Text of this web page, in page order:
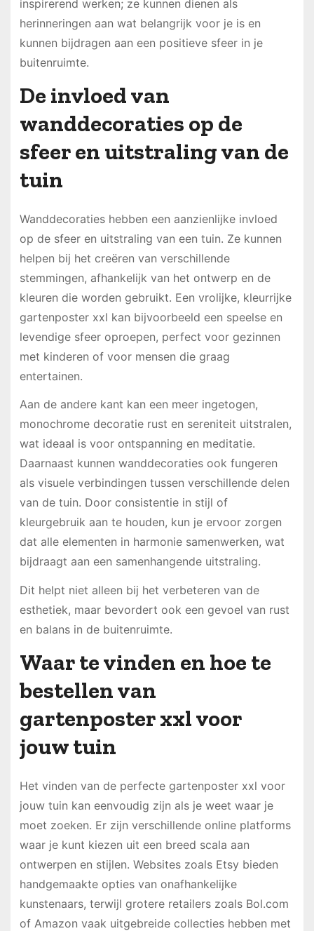
inspirerend werken; ze kunnen dienen als
herinneringen aan wat belangrijk voor je is en
kunnen bijdragen aan een positieve sfeer in je
buitenruimte.
De invloed van
wanddecoraties op de
sfeer en uitstraling van de
tuin
Wanddecoraties hebben een aanzienlijke invloed
op de sfeer en uitstraling van een tuin. Ze kunnen
helpen bij het creëren van verschillende
stemmingen, afhankelijk van het ontwerp en de
kleuren die worden gebruikt. Een vrolijke, kleurrijke
gartenposter xxl kan bijvoorbeeld een speelse en
levendige sfeer oproepen, perfect voor gezinnen
met kinderen of voor mensen die graag
entertainen.
Aan de andere kant kan een meer ingetogen,
monochrome decoratie rust en sereniteit uitstralen,
wat ideaal is voor ontspanning en meditatie.
Daarnaast kunnen wanddecoraties ook fungeren
als visuele verbindingen tussen verschillende delen
van de tuin. Door consistentie in stijl of
kleurgebruik aan te houden, kun je ervoor zorgen
dat alle elementen in harmonie samenwerken, wat
bijdraagt aan een samenhangende uitstraling.
Dit helpt niet alleen bij het verbeteren van de
esthetiek, maar bevordert ook een gevoel van rust
en balans in de buitenruimte.
Waar te vinden en hoe te
bestellen van
gartenposter xxl voor
jouw tuin
Het vinden van de perfecte gartenposter xxl voor
jouw tuin kan eenvoudig zijn als je weet waar je
moet zoeken. Er zijn verschillende online platforms
waar je kunt kiezen uit een breed scala aan
ontwerpen en stijlen. Websites zoals Etsy bieden
handgemaakte opties van onafhankelijke
kunstenaars, terwijl grotere retailers zoals Bol.com
of Amazon vaak uitgebreide collecties hebben met